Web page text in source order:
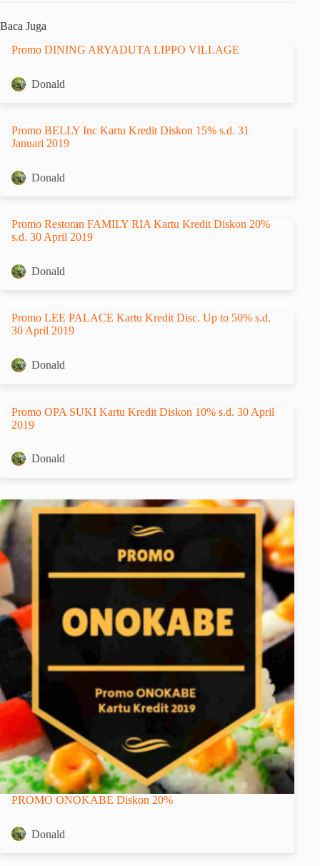
Baca Juga
Promo DINING ARYADUTA LIPPO VILLAGE
Donald
Promo BELLY Inc Kartu Kredit Diskon 15% s.d. 31
Januari 2019
Donald
Promo Restoran FAMILY RIA Kartu Kredit Diskon 20%
s.d. 30 April 2019
Donald
Promo LEE PALACE Kartu Kredit Disc. Up to 50% s.d.
30 April 2019
Donald
Promo OPA SUKI Kartu Kredit Diskon 10% s.d. 30 April
2019
Donald
PROMO ONOKABE Diskon 20%
Donald